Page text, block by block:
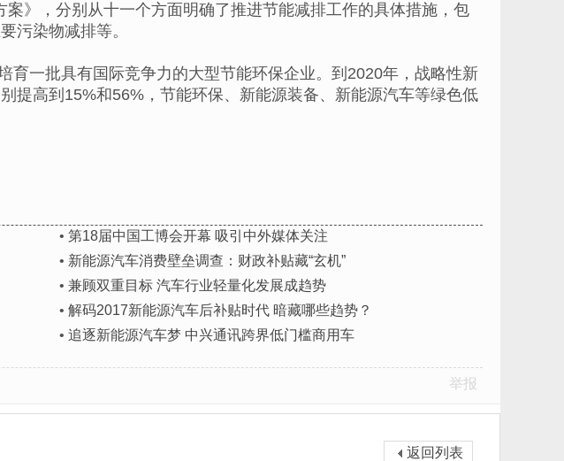
案》，分别从十一个方面明确了推进节能减排工作的具体措施，包
污染物减排等。
育一批具有国际竞争力的大型节能环保企业。到2020年，战略性新
提高到15%和56%，节能环保、新能源装备、新能源汽车等绿色低
• 第18届中国工博会开幕 吸引中外媒体关注
• 新能源汽车消费壁垒调查：财政补贴藏“玄机”
• 兼顾双重目标 汽车行业轻量化发展成趋势
• 解码2017新能源汽车后补贴时代 暗藏哪些趋势？
• 追逐新能源汽车梦 中兴通讯跨界低门槛商用车
举报
返回列表